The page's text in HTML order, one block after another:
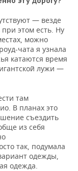
— везде
этом есть. Ну
можно
чата я узнала
катаются время
лужи —
там
В планах это
съездить
из себя
так, подумала
одежды,
одежда.